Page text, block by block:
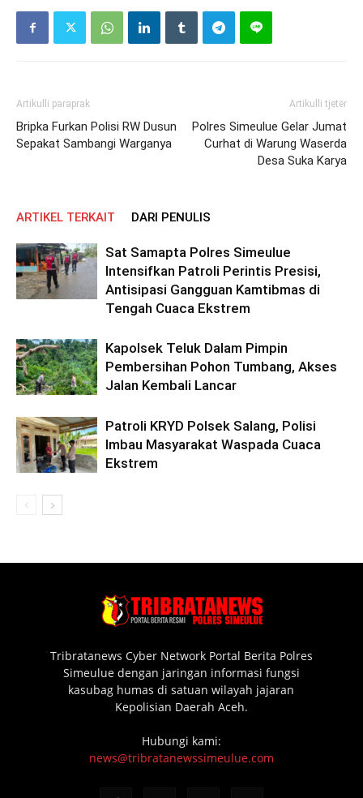
Artikulli paraprak
Bripka Furkan Polisi RW Dusun
Sepakat Sambangi Warganya
Artikulli tjetër
Polres Simeulue Gelar Jumat
Curhat di Warung Waserda
Desa Suka Karya
ARTIKEL TERKAIT DARI PENULIS
Sat Samapta Polres Simeulue
Intensifkan Patroli Perintis Presisi,
Antisipasi Gangguan Kamtibmas di
Tengah Cuaca Ekstrem
Kapolsek Teluk Dalam Pimpin
Pembersihan Pohon Tumbang, Akses
Jalan Kembali Lancar
Patroli KRYD Polsek Salang, Polisi
Imbau Masyarakat Waspada Cuaca
Ekstrem
Tribratanews Cyber Network Portal Berita Polres
Simeulue dengan jaringan informasi fungsi
kasubag humas di satuan wilayah jajaran
Kepolisian Daerah Aceh.
Hubungi kami:
news@tribratanewssimeulue.com